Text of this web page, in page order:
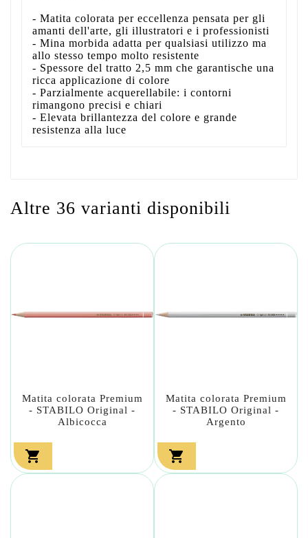
- Matita colorata per eccellenza pensata per gli
amanti dell'arte, gli illustratori e i professionisti
- Mina morbida adatta per qualsiasi utilizzo ma
allo stesso tempo molto resistente
- Spessore del tratto 2,5 mm che garantische una
ricca applicazione di colore
- Parzialmente acquerellabile: i contorni
rimangono precisi e chiari
- Elevata brillantezza del colore e grande
resistenza alla luce
Altre 36 varianti disponibili
Matita colorata Premium
- STABILO Original -
Albicocca

Matita colorata Premium
- STABILO Original -
Argento
